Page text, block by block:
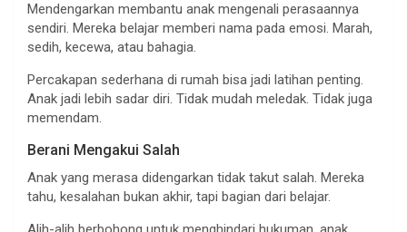
Mendengarkan membantu anak mengenali perasaannya
sendiri. Mereka belajar memberi nama pada emosi. Marah,
sedih, kecewa, atau bahagia.
Percakapan sederhana di rumah bisa jadi latihan penting.
Anak jadi lebih sadar diri. Tidak mudah meledak. Tidak juga
memendam.
Berani Mengakui Salah
Anak yang merasa didengarkan tidak takut salah. Mereka
tahu, kesalahan bukan akhir, tapi bagian dari belajar.